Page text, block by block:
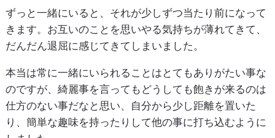
ずっと一緒にいると、それが少しずつ当たり前になって
きます。お互いのことを思いやる気持ちが薄れてきて、
だんだん退屈に感じてきてしまいました。
本当は常に一緒にいられることはとてもありがたい事な
のですが、綺麗事を言ってもどうしても飽きが来るのは
仕方のない事だなと思い、自分から少し距離を置いた
り、簡単な趣味を持ったりして他の事に打ち込むように